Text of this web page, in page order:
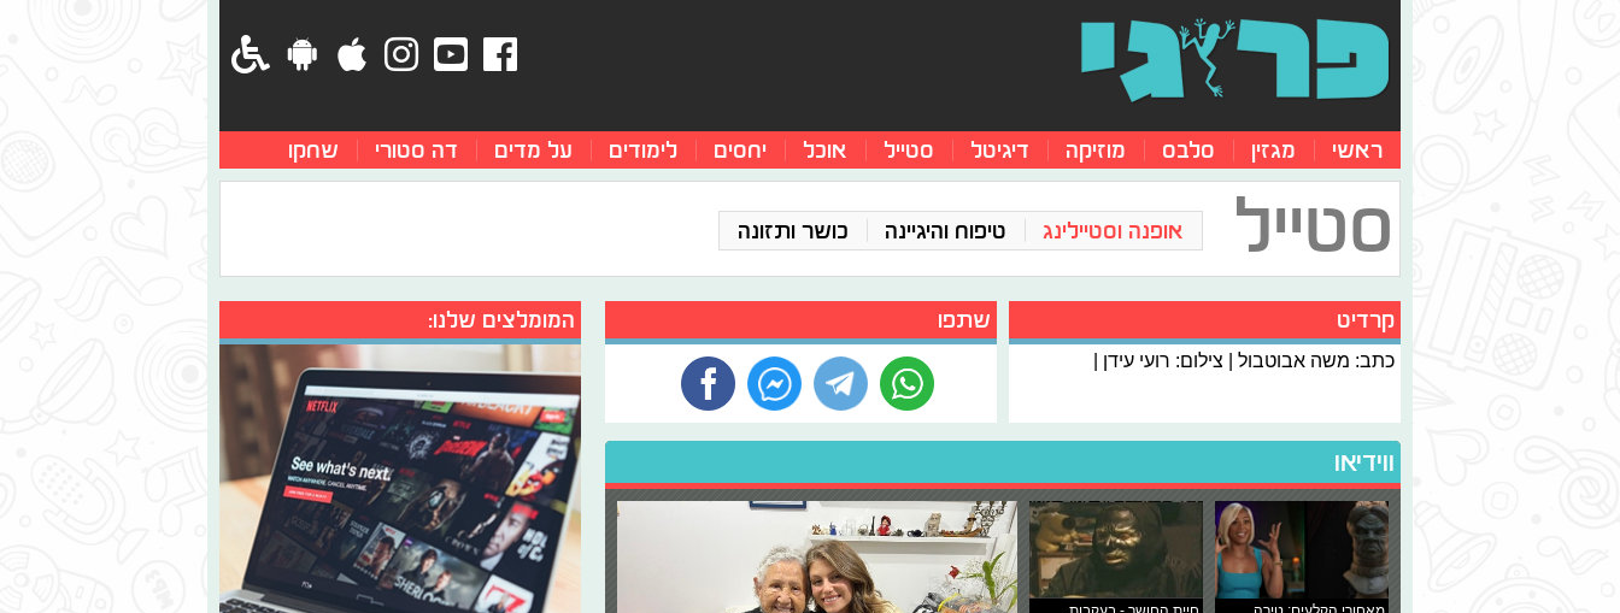
ראשי מגזין סלבס מוזיקה דיגיטל סטייל אוכל יחסים לימודים על מדים דה סטורי שחקו
סטייל אופנה וסטיילינג טיפוח והיגיינה כושר ותזונה
קרדיט
כתב: משה אבוטבול | צילום: רועי עידן |
שתפו
ווידיאו
המומלצים שלנו: